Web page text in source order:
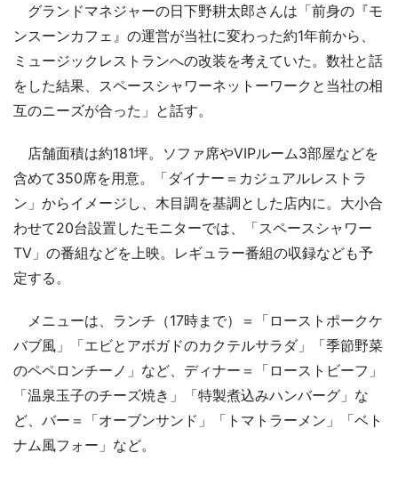
グランドマネジャーの日下野耕太郎さんは「前身の『モ
ンスーンカフェ』の運営が当社に変わった約1年前から、
ミュージックレストランへの改装を考えていた。数社と話
をした結果、スペースシャワーネットーワークと当社の相
互のニーズが合った」と話す。
店舗面積は約181坪。ソファ席やVIPルーム3部屋などを
含めて350席を用意。「ダイナー＝カジュアルレストラ
ン」からイメージし、木目調を基調とした店内に。大小合
わせて20台設置したモニターでは、「スペースシャワー
TV」の番組などを上映。レギュラー番組の収録なども予
定する。
メニューは、ランチ（17時まで）＝「ローストポークケ
バブ風」「エビとアボガドのカクテルサラダ」「季節野菜
のペペロンチーノ」など、ディナー＝「ローストビーフ」
「温泉玉子のチーズ焼き」「特製煮込みハンバーグ」な
ど、バー＝「オーブンサンド」「トマトラーメン」「ベト
ナム風フォー」など。